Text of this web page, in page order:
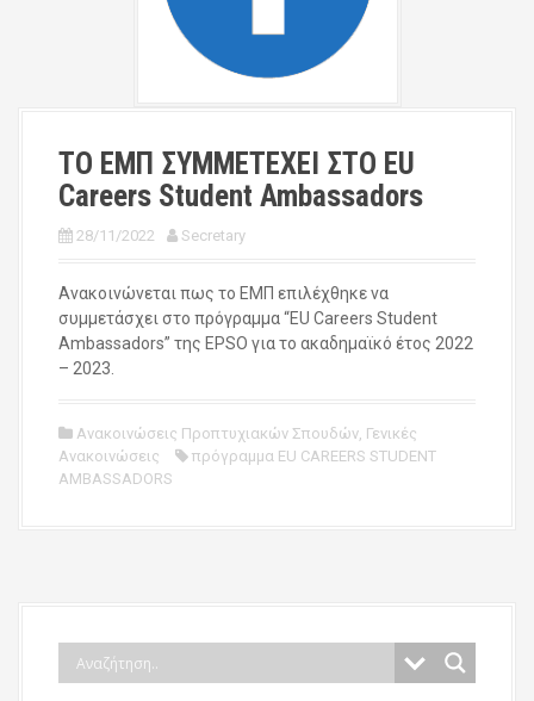
ΤΟ ΕΜΠ ΣΥΜΜΕΤΕΧΕΙ ΣΤΟ EU
Careers Student Ambassadors
28/11/2022 Secretary
Ανακοινώνεται πως το ΕΜΠ επιλέχθηκε να
συμμετάσχει στο πρόγραμμα “EU Careers Student
Ambassadors” της EPSO για το ακαδημαϊκό έτος 2022
– 2023.
Ανακοινώσεις Προπτυχιακών Σπουδών, Γενικές
Ανακοινώσεις
πρόγραμμα EU CAREERS STUDENT
AMBASSADORS